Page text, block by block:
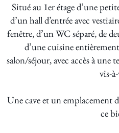
Situé au 1er étage d’une
d’un hall d’entrée avec
fenêtre, d’un WC séparé, de
d’une cuisine
salon/séjour, avec accès à une
vis-
Une cave et un emplacement
ce